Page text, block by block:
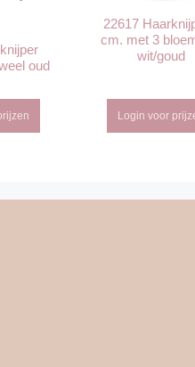
oud
22617
cm. met 3
wit/goud
Login voor